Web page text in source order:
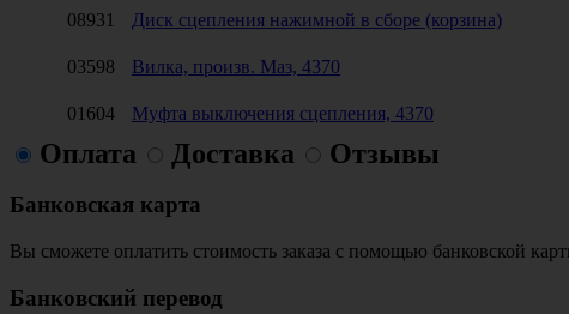
08931
Диск сцепления нажимной в сборе (корзина)
03598
Вилка, произв. Маз, 4370
01604
Муфта выключения сцепления, 4370
Оплата Доставка Отзывы
Банковская карта
Вы сможете оплатить стоимость заказа с помощью банковской
Банковский перевод